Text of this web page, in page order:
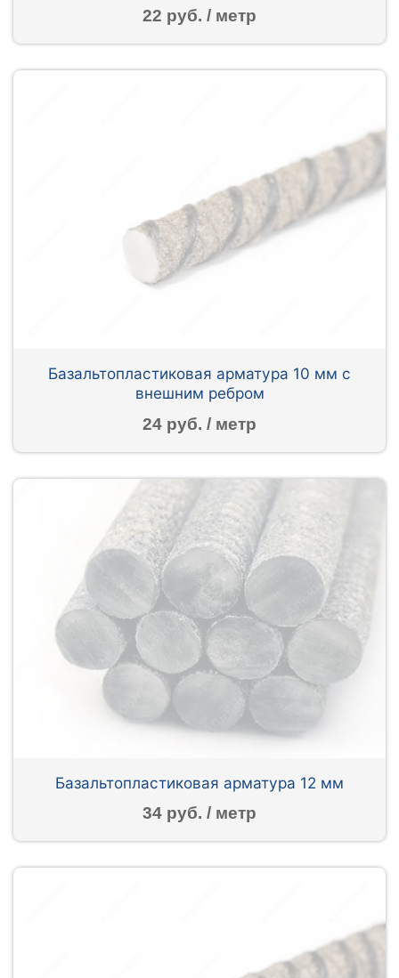
22 руб. / метр
Базальтопластиковая арматура 10 мм с
внешним ребром
24 руб. / метр
Базальтопластиковая арматура 12 мм
34 руб. / метр